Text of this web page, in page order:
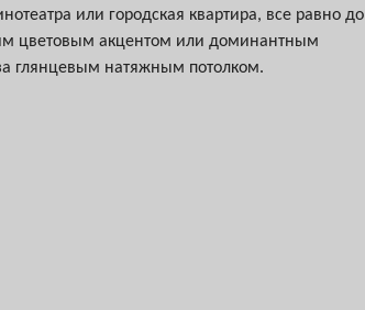
или городская квартира, все равно до
цветовым акцентом или доминантным
глянцевым натяжным потолком.